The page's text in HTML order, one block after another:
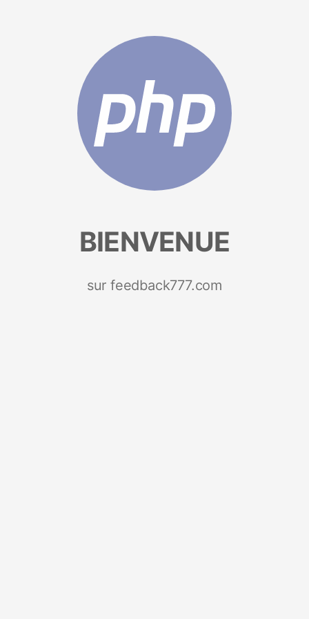
BIENVENUE
sur feedback777.com